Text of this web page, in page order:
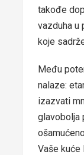
takođe
vazduha u
koje
Među
nalaze:
izazvati
glavobolja
Vaše kuće